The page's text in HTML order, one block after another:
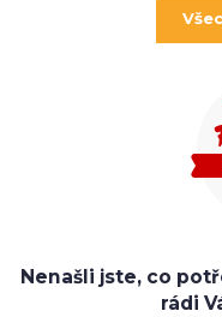
Nenašli jste, co
rádi